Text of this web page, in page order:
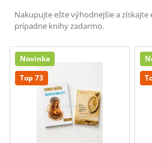
Nakupujte ešte výhodnejšie a získajte
prípadne knihy zadarmo.
Novinka
Top 73